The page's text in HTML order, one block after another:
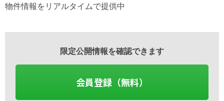
物件情報をリアルタイムで提供中
限定公開情報を確認できます
会員登録（無料）